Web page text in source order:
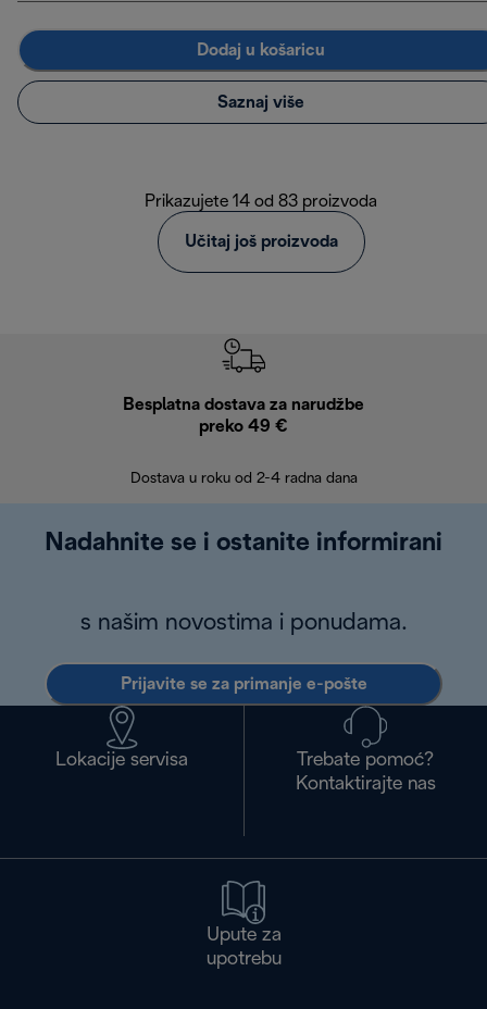
Dodaj u košaricu
Saznaj više
Prikazujete 14 od 83 proizvoda
Učitaj još proizvoda
Besplatna dostava za narudžbe
preko 49 €
Dostava u roku od 2-4 radna dana
Nadahnite se i ostanite informirani
s našim novostima i ponudama.
Prijavite se za primanje e-pošte
Lokacije servisa
Trebate pomoć?
Kontaktirajte nas
Upute za
upotrebu